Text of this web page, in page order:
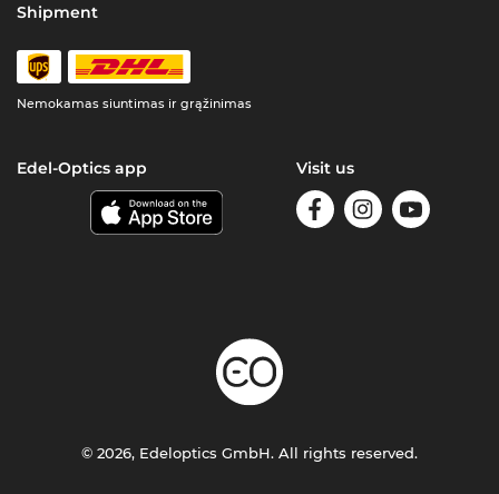
Shipment
Nemokamas siuntimas ir grąžinimas
Edel-Optics app Visit us
© 2026, Edeloptics GmbH. All rights reserved.